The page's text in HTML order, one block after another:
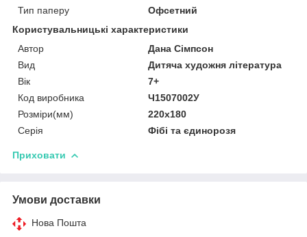
Тип паперу
Офсетний
Користувальницькі характеристики
Автор
Дана Сімпсон
Вид
Дитяча художня література
Вік
7+
Код виробника
Ч1507002У
Розміри(мм)
220х180
Серія
Фібі та єдинорозя
Приховати
Умови доставки
Нова Пошта